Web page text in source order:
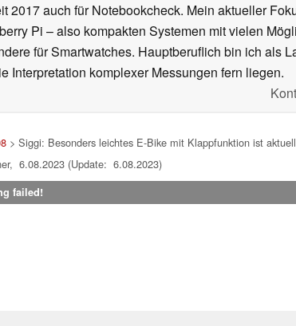
2017 auch für Notebookcheck. Mein aktueller
Pi – also kompakten Systemen mit vielen
für Smartwatches. Hauptberuflich bin ich als
Interpretation komplexer Messungen fern liegen.
> Siggi: Besonders leichtes E-Bike mit Klappfunktion ist
6.08.2023 (Update: 6.08.2023)
failed!